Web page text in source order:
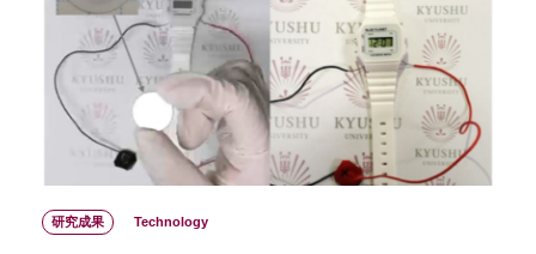
研究成果 Technology